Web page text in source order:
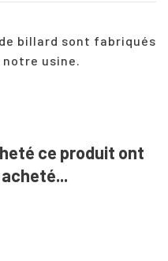
billard sont fabriqués
usine.
ce produit ont